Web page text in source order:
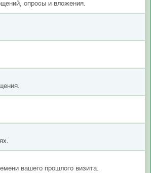
опросы и вложения.
вашего прошлого визита.